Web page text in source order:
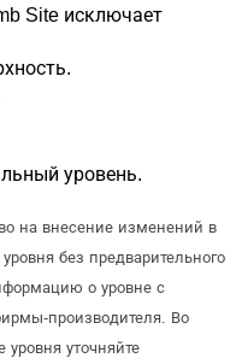
Site исключает
уровень.
на внесение изменений в
без предварительного
о уровне с
производителя. Во
уточняйте